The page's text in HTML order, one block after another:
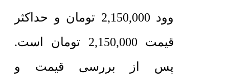
وود 2,150,000 تومان و حداکثر
قیمت 2,150,000 تومان است.
پس از بررسی قیمت و